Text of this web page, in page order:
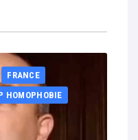
FRANCE
HOMOPHOBIE